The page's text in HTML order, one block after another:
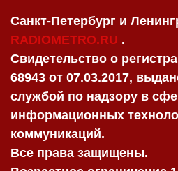
Санкт-Петербург и
RADIOMETRO.RU .
Свидетельство о
68943 от 07.03.2017,
службой по надзору в
информационных
коммуникаций.
Все права защищены.